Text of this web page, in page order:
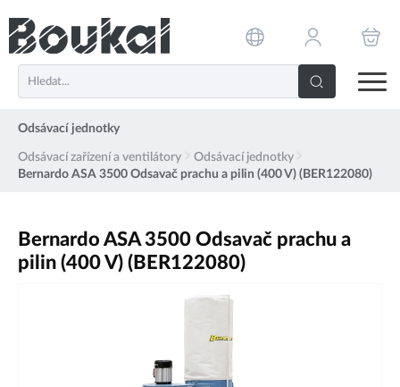
Odsávací jednotky
Odsávací zařízení a ventilátory
Odsávací jednotky
Bernardo ASA 3500 Odsavač prachu a pilin (400 V) (BER122080)
Bernardo ASA 3500 Odsavač prachu a
pilin (400 V) (BER122080)